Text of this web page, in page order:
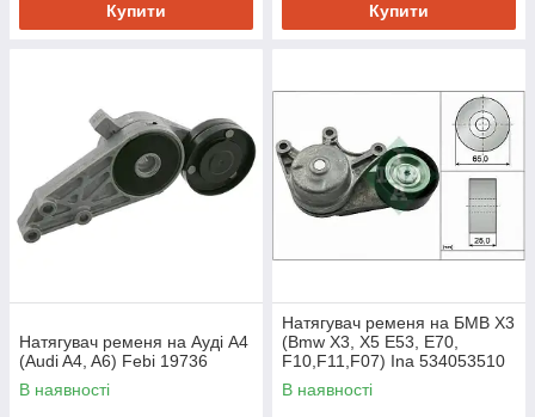
Купити Купити
Натягувач ременя на Ауді A4
(Audi A4, A6) Febi 19736
В наявності
Натягувач ременя на БМВ Х3
(Bmw X3, X5 E53, E70,
F10,F11,F07) Ina 534053510
В наявності